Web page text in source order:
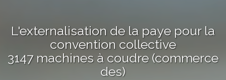
L'externalisation de la paye pour la
convention collective
3147 machines à coudre (commerce
des)